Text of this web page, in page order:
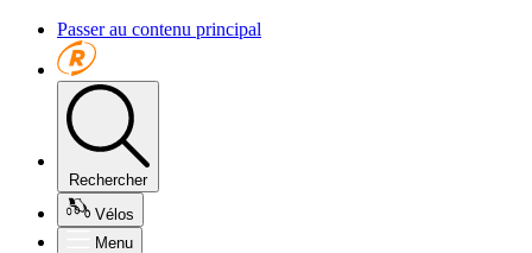
Passer au contenu principal
Rechercher
Vélos
Menu